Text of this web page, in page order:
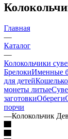
Главная
—
Каталог
—
Колокольчики
БрелокиИменные
для детей
монеты литые
заготовкиОбереги
порчи
—Колокольчик